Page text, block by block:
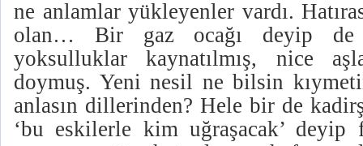
ne anlamlar yükleyenler vardı.
olan… Bir gaz ocağı deyip de
yoksulluklar kaynatılmış, nice
doymuş. Yeni nesil ne bilsin
anlasın dillerinden? Hele bir de
‘bu eskilerle kim uğraşacak’ deyip